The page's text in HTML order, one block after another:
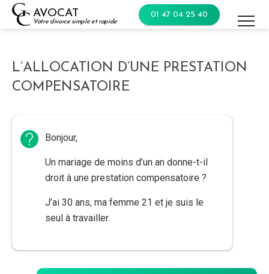
Skip
AVOCAT
Votre divorce simple et rapide
01 47 04 25 40
L’ALLOCATION D’UNE PRESTATION
COMPENSATOIRE
Bonjour,
Un mariage de moins d’un an donne-t-il
droit à une prestation compensatoire ?
J’ai 30 ans, ma femme 21 et je suis le
seul à travailler.